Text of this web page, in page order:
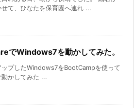
て、ひなたを保育園へ連れ ...
でWindows7を動かしてみた。
ップしたWindows7をBootCampを使って
かしてみた ...